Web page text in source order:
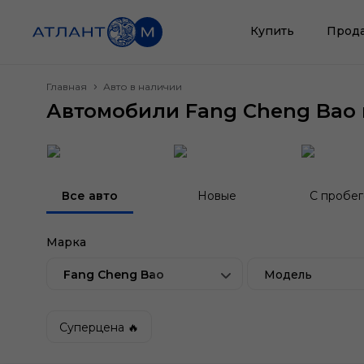
Купить
Главная Авто в наличии
Автомобили Fang Cheng
Все авто Новые С
Марка
Fang Cheng Bao Модель
Суперцена 🔥